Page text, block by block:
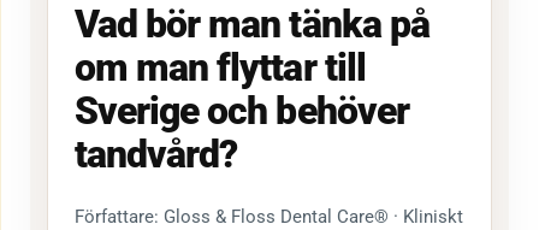
Vad bör man tänka på
om man flyttar till
Sverige och behöver
tandvård?
Författare: Gloss & Floss Dental Care® · Kliniskt